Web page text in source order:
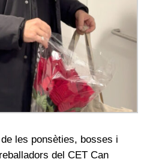
les ponsèties, bosses i
del CET Can